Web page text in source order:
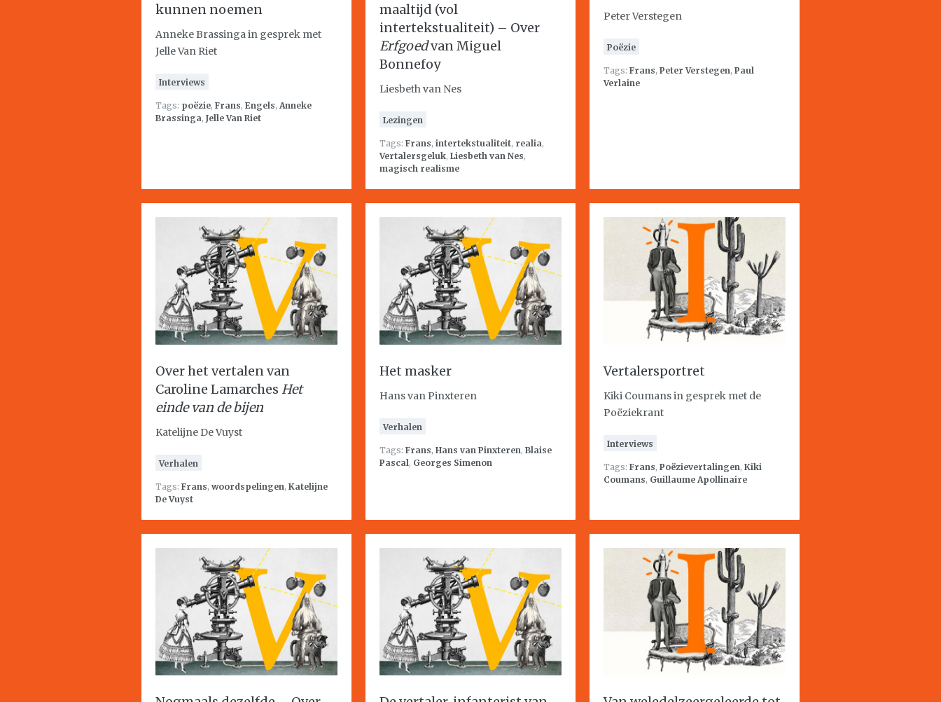
kunnen noemen
Anneke Brassinga in gesprek met
Jelle Van Riet
Interviews
Tags: poëzie, Frans, Engels, Anneke
Brassinga, Jelle Van Riet
maaltijd (vol
intertekstualiteit) – Over
Erfgoedvan Miguel
Bonnefoy
Liesbeth van Nes
Lezingen
Tags: Frans, intertekstualiteit, realia,
Vertalersgeluk, Liesbeth van Nes,
magisch realisme
Peter Verstegen
Poëzie
Tags: Frans, Peter Verstegen, Paul
Verlaine
Over het vertalen van
Caroline Lamarches Het
einde van de bijen
Katelijne De Vuyst
Verhalen
Tags: Frans, woordspelingen, Katelijne
De Vuyst
Het masker
Hans van Pinxteren
Verhalen
Tags: Frans, Hans van Pinxteren, Blaise
Pascal, Georges Simenon
Vertalersportret
Kiki Coumans in gesprek met de
Poëziekrant
Interviews
Tags: Frans, Poëzievertalingen, Kiki
Coumans, Guillaume Apollinaire